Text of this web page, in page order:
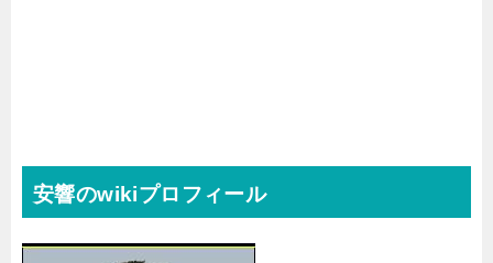
安響のwikiプロフィール